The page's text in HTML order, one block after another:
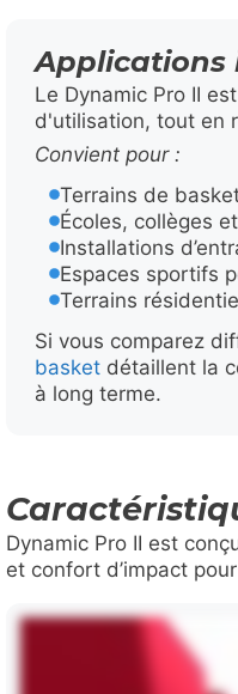
Applications
Le Dynamic Pro II
d'utilisation, tout en
Convient pour :
Terrains de
Écoles, collèges
Installations
Espaces sportifs
Terrains
Si vous comparez
basket détaillent la
à long terme.
Dynamic Pro II est
et confort d’impact